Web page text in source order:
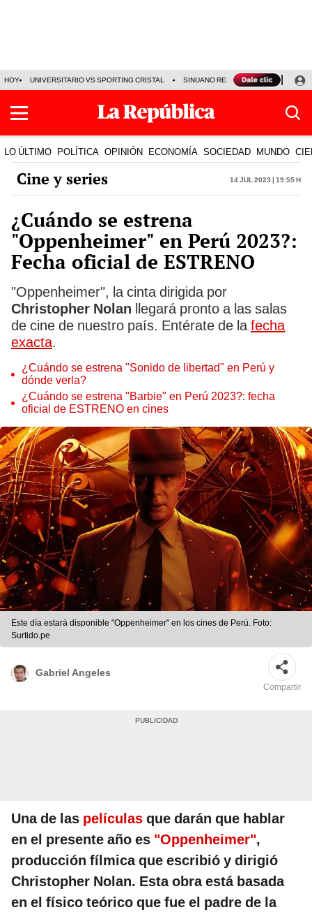
HOY UNIVERSITARIO VS SPORTING CRISTAL SINUANO RESULTADOS HOY
LO ÚLTIMO POLÍTICA OPINIÓN ECONOMÍA SOCIEDAD MUNDO
Cine y series 14 Jul 2023 | 19:55 h
¿Cuándo se estrena
"Oppenheimer" en Perú 2023?:
Fecha oficial de ESTRENO
"Oppenheimer", la cinta dirigida por
Christopher Nolan llegará pronto a las salas
de cine de nuestro país. Entérate de la fecha
exacta.
¿Cuándo se estrena "Sonido de libertad" en Perú y
dónde verla?
¿Cuándo se estrena "Barbie" en Perú 2023?: fecha
oficial de ESTRENO en cines
Este día estará disponible "Oppenheimer" en los cines de Perú. Foto:
Surtido.pe
Gabriel Angeles
Compartir
Una de las películas que darán que hablar
en el presente año es "Oppenheimer",
producción fílmica que escribió y dirigió
Christopher Nolan. Esta obra está basada
en el físico teórico que fue el padre de la